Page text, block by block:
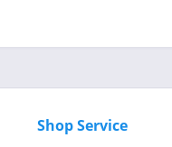
Shop Service